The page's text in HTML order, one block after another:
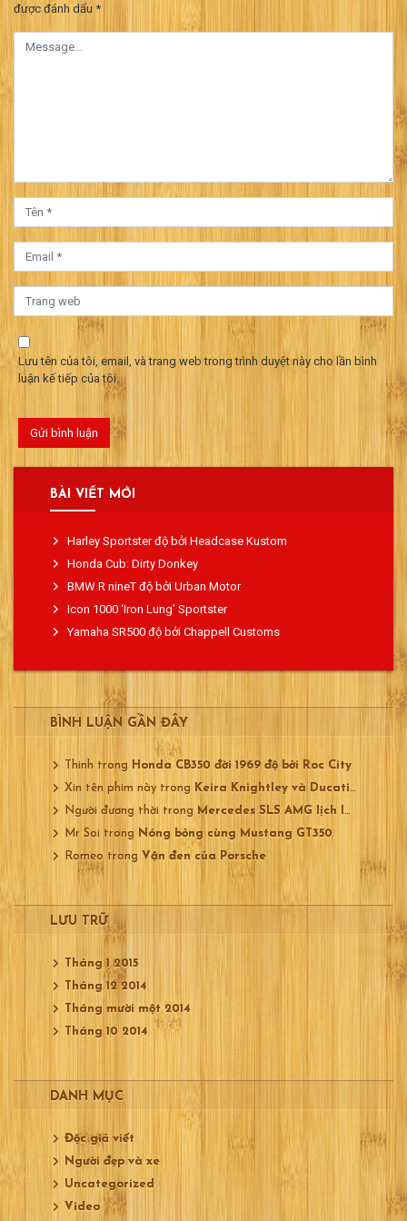
viết
được đánh dấu *
Lưu tên của tôi, email, và trang web trong trình duyệt này cho lần bình
luận kế tiếp của tôi.
BÀI VIẾT MỚI
Harley Sportster độ bởi Headcase Kustom
Honda Cub: Dirty Donkey
BMW R nineT độ bởi Urban Motor
Icon 1000 ‘Iron Lung’ Sportster
Yamaha SR500 độ bởi Chappell Customs
BÌNH LUẬN GẦN ĐÂY
Thinh trong
Honda CB350 đời 1969 độ bởi Roc City
Xin tên phim này trong
Keira Knightley và Ducati 750
Người đương thời trong Mercedes SLS AMG lịch lãm
Mr Soi trong Nóng bỏng cùng Mustang GT350
Romeo trong Vận đen của Porsche
LƯU TRỮ
Tháng 1 2015
Tháng 12 2014
Tháng mười một 2014
Tháng 10 2014
DANH MỤC
Độc giả viết
Người đẹp và xe
Uncategorized
Video